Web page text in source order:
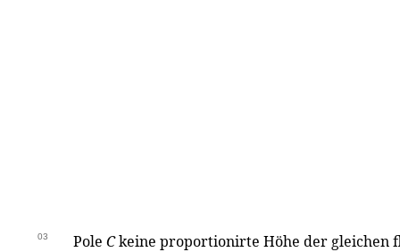
03 Pole Ckeine proportionirte Höhe der gleichen